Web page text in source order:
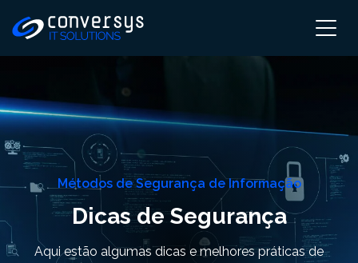
para
Métodos de Segurança de Informação
Dicas de Segurança
Aqui estão algumas dicas e melhores práticas de